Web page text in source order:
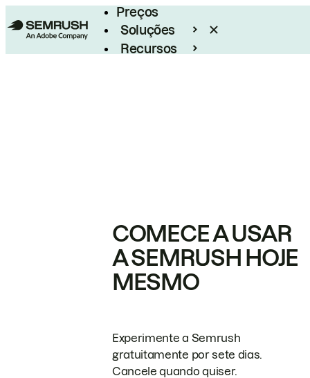
Preços
Soluções
Recursos
COMECE A USAR
A SEMRUSH HOJE
MESMO
Experimente a Semrush
gratuitamente por sete dias.
Cancele quando quiser.